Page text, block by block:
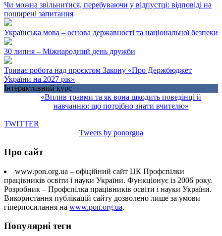
Чи можна звільнитися, перебуваючи у відпустці: відповіді на
поширені запитання
Українська мова – основа державності та національної безпеки
30 липня – Міжнародний день дружби
Триває робота над проєктом Закону «Про Держбюджет
України на 2027 рік»
Інтерактивний курс
«Вплив травми та як вона шкодить поведінці й
навчанню: що потрібно знати вчителю»
TWITTER
Tweets by ponorgua
Про сайт
www.pon.org.ua – офіційний сайт ЦК Профспілки
працівників освіти і науки України. Функціонує із 2006 року.
Розробник – Профспілка працівників освіти і науки України.
Використання публікацій сайту дозволено лише за умови
гіперпосилання на www.pon.org.ua.
Популярні теги